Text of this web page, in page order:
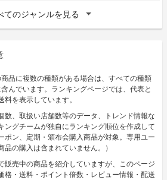
てのジャンルを見る
品に複数の種類がある場合は、すべての種類
んでいます。ランキングページでは、代表と
料を表示しています。
数、取扱い店舗数等のデータ、トレンド情報な
ングチームが独自にランキング順位を作成して
ポン、定期・頒布会購入商品が対象。専用ユー
の購入は含まれていません。）
販売中の商品を紹介していますが、このページ
格・送料・ポイント倍数・レビュー情報・配送